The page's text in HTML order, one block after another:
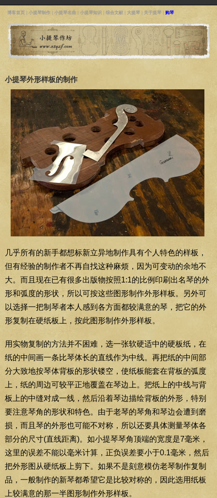
博客首页 小提琴制作 小提琴名曲 小提琴知识 综合文献 大提琴 关于提琴 购琴
小提琴外形样板的制作
几乎所有的新手都想标新立异地制作具有个人特色的样板，
但有经验的制作者不再自找这种麻烦，因为可变动的余地不
大。而且现在已有很多出版物按照1:1的比例印刷出名琴的外
形和弧度的形状，所以可按这些图形制作外形样板。另外可
以选择一把制琴者本人感到各方面都较满意的琴，把它的外
形复制在硬纸板上，按此图形制作外形样板。
用实物复制的方法并不困难，选一张软硬适中的硬板纸，在
纸的中间画一条比琴体长的直线作为中线。再把纸的中间部
分大致地按琴体背板的形状镂空，使纸板能套在背板的弧度
上，纸的周边可较平正地覆盖在琴边上。把纸上的中线与背
板上的中缝对成一线，然后沿着琴边描绘背板的外形，特别
要注意琴角的形状和特色。由于老琴的琴角和琴边会遭到磨
损，而且琴的外形也可能不对称，所以还要具体测量琴体各
部分的尺寸(直线距离)。如小提琴琴角顶端的宽度是7毫米，
这里的误差不能以毫米计算，正负误差要小于0.1毫米，然后
把外形图从硬纸板上剪下。如果不是刻意模仿老琴制作复制
品，一般制作的新琴都希望它是比较对称的，因此选用纸板
上较满意的那一半图形制作外形样板。